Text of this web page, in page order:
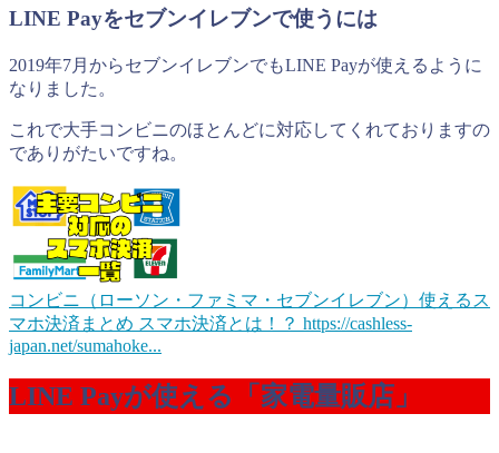
LINE Payをセブンイレブンで使うには
2019年7月からセブンイレブンでもLINE Payが使えるように
なりました。
これで大手コンビニのほとんどに対応してくれておりますの
でありがたいですね。
コンビニ（ローソン・ファミマ・セブンイレブン）使えるス
マホ決済まとめ スマホ決済とは！？ https://cashless-
japan.net/sumahoke...
LINE Payが使える「家電量販店」